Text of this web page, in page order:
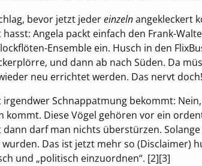
bevor jetzt jedereinzelnangekleckert
Angela packt einfach den Frank-
Ensemble ein. Husch in den
und dann ab nach Süden. Da
neu errichtet werden. Das nervt doch!
irgendwer Schnappatmung bekommt:
kommt. Diese Vögel gehören vor ein
dann darf man nichts überstürzen.
Das ist jetzt mehr so (Disclaimer)
und „politisch einzuordnen“. [2][3]